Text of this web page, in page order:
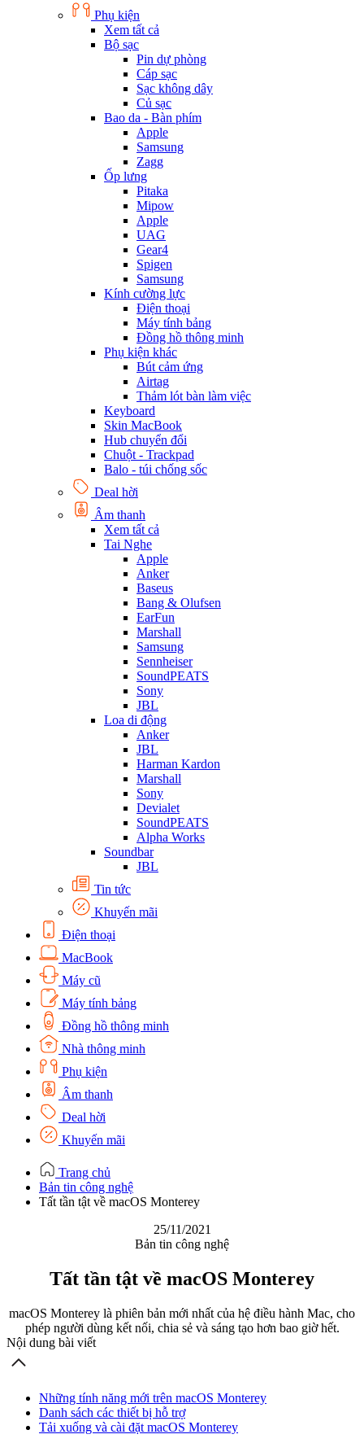
Phụ kiện
Xem tất cả
Bộ sạc
Pin dự phòng
Cáp sạc
Sạc không dây
Củ sạc
Bao da - Bàn phím
Apple
Samsung
Zagg
Ốp lưng
Pitaka
Mipow
Apple
UAG
Gear4
Spigen
Samsung
Kính cường lực
Điện thoại
Máy tính bảng
Đồng hồ thông minh
Phụ kiện khác
Bút cảm ứng
Airtag
Thảm lót bàn làm việc
Keyboard
Skin MacBook
Hub chuyển đổi
Chuột - Trackpad
Balo - túi chống sốc
Deal hời
Âm thanh
Xem tất cả
Tai Nghe
Apple
Anker
Baseus
Bang & Olufsen
EarFun
Marshall
Samsung
Sennheiser
SoundPEATS
Sony
JBL
Loa di động
Anker
JBL
Harman Kardon
Marshall
Sony
Devialet
SoundPEATS
Alpha Works
Soundbar
JBL
Tin tức
Khuyến mãi
Điện thoại
MacBook
Máy cũ
Máy tính bảng
Đồng hồ thông minh
Nhà thông minh
Phụ kiện
Âm thanh
Deal hời
Khuyến mãi
Trang chủ
Bản tin công nghệ
Tất tần tật về macOS Monterey
25/11/2021
Bản tin công nghệ
Tất tần tật về macOS Monterey
macOS Monterey là phiên bản mới nhất của hệ điều hành Mac, cho
phép người dùng kết nối, chia sẻ và sáng tạo hơn bao giờ hết.
Nội dung bài viết
Những tính năng mới trên macOS Monterey
Danh sách các thiết bị hỗ trợ
Tải xuống và cài đặt macOS Monterey